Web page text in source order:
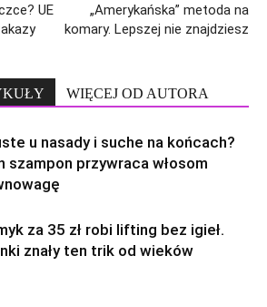
UE
„Amerykańska” metoda na
komary. Lepszej nie znajdziesz
WIĘCEJ OD AUTORA
u nasady i suche na końcach?
szampon przywraca włosom
za 35 zł robi lifting bez igieł.
znały ten trik od wieków